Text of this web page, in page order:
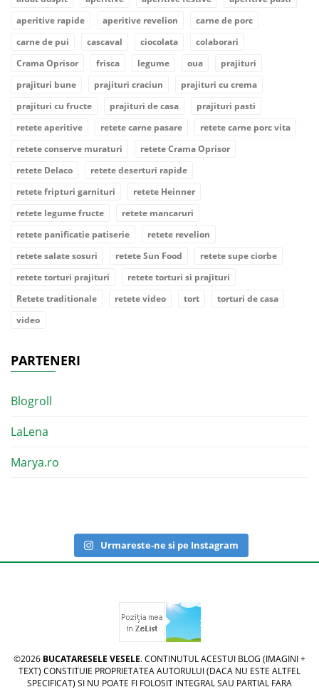
aperitive rapide
aperitive revelion
carne de porc
carne de pui
cascaval ciocolata
colaborari
Crama Oprisor
frisca legume oua
prajituri
prajituri bune
prajituri craciun
prajituri cu crema
prajituri cu fructe
prajituri de casa
prajituri pasti
retete aperitive
retete carne pasare
retete carne porc vita
retete conserve muraturi
retete Crama Oprisor
retete Delaco
retete deserturi rapide
retete fripturi garnituri
retete Heinner
retete legume fructe
retete mancaruri
retete panificatie patiserie
retete revelion
retete salate sosuri
retete Sun Food
retete supe ciorbe
retete torturi prajituri
retete torturi si prajituri
Retete traditionale
retete video tort
torturi de casa
video
PARTENERI
Blogroll
LaLena
Marya.ro
Urmareste-ne si pe Instagram
©2026 BUCATARESELE VESELE. CONTINUTUL ACESTUI BLOG (IMAGINI +
TEXT) CONSTITUIE PROPRIETATEA AUTORULUI (DACA NU ESTE ALTFEL
SPECIFICAT) SI NU POATE FI FOLOSIT INTEGRAL SAU PARTIAL FARA